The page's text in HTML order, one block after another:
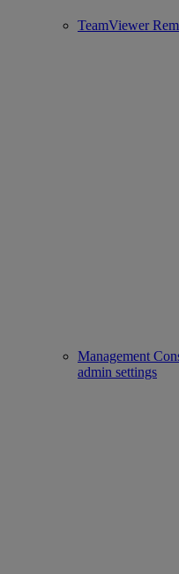
TeamViewer
Management
admin settings